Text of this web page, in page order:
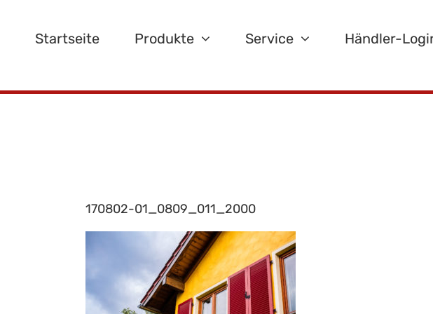
springenStartseite Produkte Service Händler-
170802-01_0809_011_2000